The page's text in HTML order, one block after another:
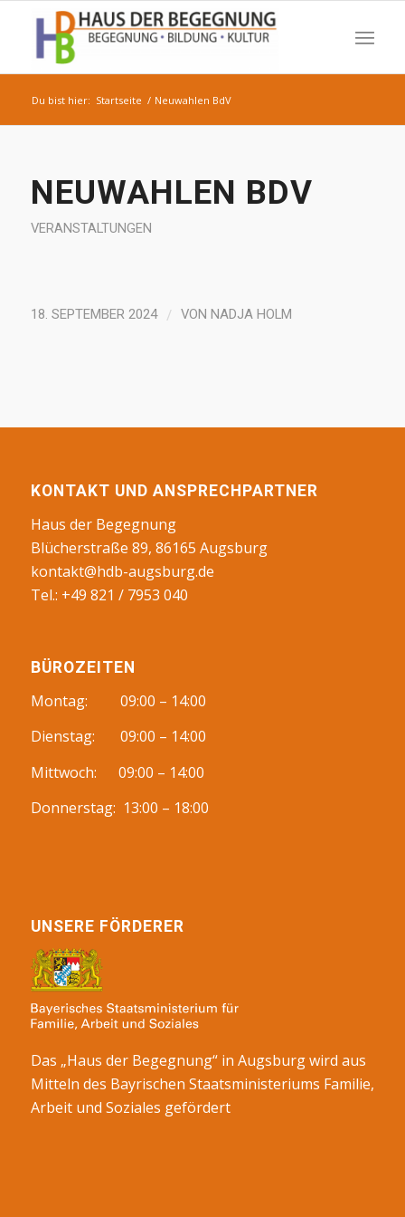
Du bist hier: Startseite / Neuwahlen BdV
NEUWAHLEN BDV
VERANSTALTUNGEN
18. SEPTEMBER 2024 / VON NADJA HOLM
KONTAKT UND ANSPRECHPARTNER
Haus der Begegnung
Blücherstraße 89, 86165 Augsburg
kontakt@hdb-augsburg.de
Tel.: +49 821 / 7953 040
BÜROZEITEN
Montag: 09:00 – 14:00
Dienstag: 09:00 – 14:00
Mittwoch: 09:00 – 14:00
Donnerstag: 13:00 – 18:00
UNSERE FÖRDERER
Das „Haus der Begegnung“ in Augsburg wird aus
Mitteln des Bayrischen Staatsministeriums Familie,
Arbeit und Soziales gefördert